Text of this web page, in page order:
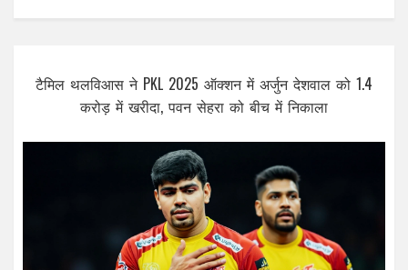
टैमिल थलविआस ने PKL 2025 ऑक्शन में अर्जुन देशवाल को 1.4
करोड़ में खरीदा, पवन सेहरा को बीच में निकाला